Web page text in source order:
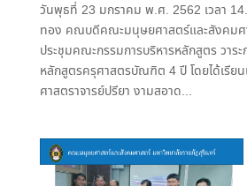
วันพุธที่ 23 มกราคม พ.ศ. 2562 เวลา
ทอง คณบดีคณะมนุษยศาสตร์และสังคมศ
ประชุมคณะกรรมการบริหารหลักสูตร วาร
หลักสูตรครุศาสตรบัณฑิต 4 ปี โดยได้เรีย
ศาสตราจารย์ปรียา งามสอาด...